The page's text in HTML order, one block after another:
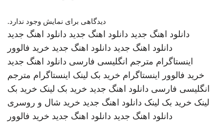
دیدگاهی برای نمایش وجود ندارد.
دانلود اهنگ جدید دانلود اهنگ جدید دانلود اهنگ جدید
دانلود اهنگ جدید دانلود اهنگ جدید خرید فالوور
اینستاگرام مترجم انگلیسی فارسی دانلود اهنگ جدید
خرید فالوور اینستاگرام خرید بک لینک اینستاگرام مترجم
انگلیسی فارسی دانلود اهنگ جدید خرید بک لینک خرید بک
لینک خرید بک لینک دانلود اهنگ جدید خرید شال و روسری
دانلود اهنگ جدید دانلود اهنگ جدید خرید فالوور